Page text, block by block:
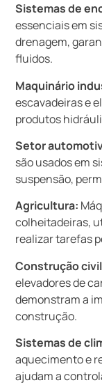
Sistemas de
essenciais em
drenagem,
fluidos.
Maquinário
escavadeiras e
produtos
Setor
são usados em
suspensão,
Agricultura:
colheitadeiras,
realizar tarefas
Construção
elevadores de
demonstram a
construção.
Sistemas de
aquecimento e
ajudam a